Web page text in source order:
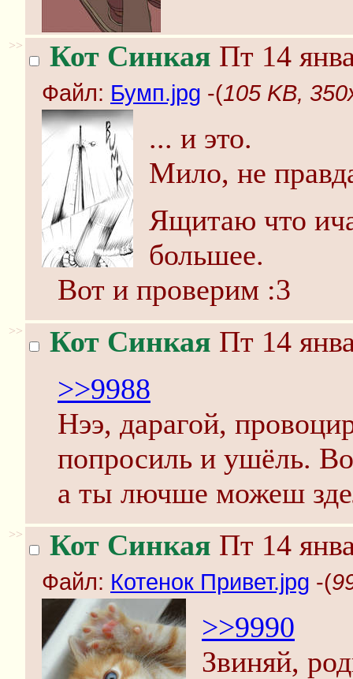
>> Кот Синкая Пт 14
Файл: Бумп.jpg -(105 KB,
... и это.
Мило, не
Ящитаю что
большее.
Вот и проверим :3
>> Кот Синкая Пт 14
>>9988
Нээ, дарагой,
попросиль и ушёль.
а ты лючше можеш
>> Кот Синкая Пт 14
Файл: Котенок Привет.jpg -(
>>9990
Звиняй,